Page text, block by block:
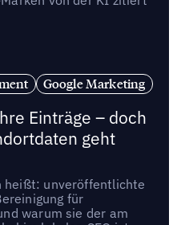
Google Marketing
Einträge – doch
geht
heißt: unveröffentlichte
für
warum sie der am